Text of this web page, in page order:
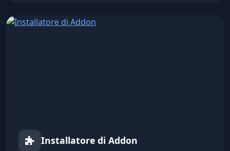
Installatore di Addon